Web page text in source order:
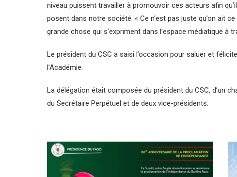
niveau puissent travailler à promouvoir ces acteurs afin
posent dans notre société. « Ce n‘est pas juste qu’on ait
grande chose qui s’expriment dans l’espace médiatique à
Le président du CSC a saisi l’occasion pour saluer et
l’Académie.
La délégation était composée du président du CSC, d’un
du Secrétaire Perpétuel et de deux vice-présidents.